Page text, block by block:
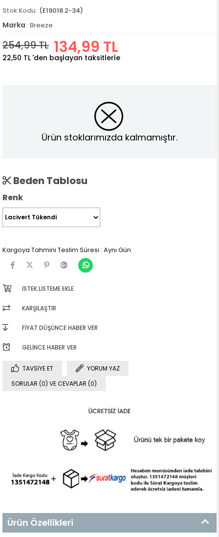
(E19018.2-34)
Marka : Breeze
254,99 TL 134,99 TL
22,50 TL 'den başlayan taksitlerle
Ürün stoklarımızda kalmamıştır.
Beden Tablosu
Renk
Kargoya Tahmini Teslim Süresi : Aynı Gün
İSTEK LISTEME EKLE
KARŞILAŞTIR
FIYAT DÜŞÜNCE HABER VER
GELINCE HABER VER
TAVSIYE ET
YORUM YAZ
SORULAR (0) VE CEVAPLAR (0)
Ürün Özellikleri